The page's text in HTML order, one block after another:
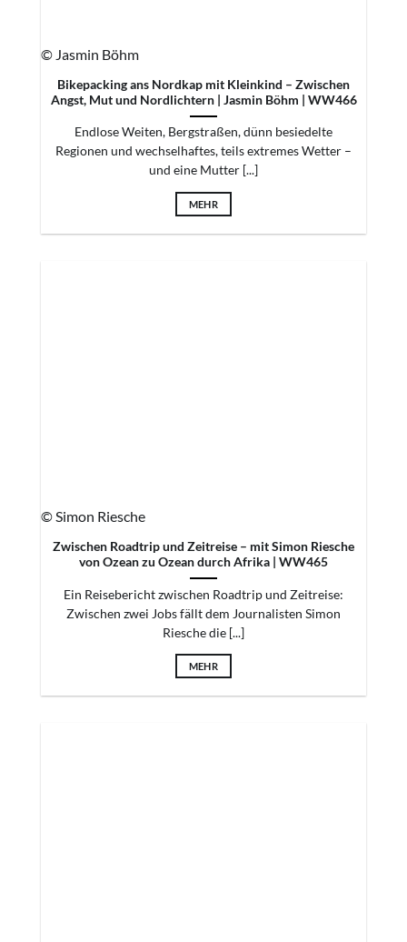
© Jasmin Böhm
Bikepacking ans Nordkap mit Kleinkind – Zwischen
Angst, Mut und Nordlichtern | Jasmin Böhm | WW466
Endlose Weiten, Bergstraßen, dünn besiedelte
Regionen und wechselhaftes, teils extremes Wetter –
und eine Mutter [...]
MEHR
© Simon Riesche
Zwischen Roadtrip und Zeitreise – mit Simon Riesche
von Ozean zu Ozean durch Afrika | WW465
Ein Reisebericht zwischen Roadtrip und Zeitreise:
Zwischen zwei Jobs fällt dem Journalisten Simon
Riesche die [...]
MEHR